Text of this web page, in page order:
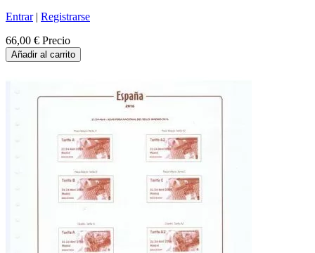
Entrar| Registrarse
66,00 € Precio
Añadir al carrito